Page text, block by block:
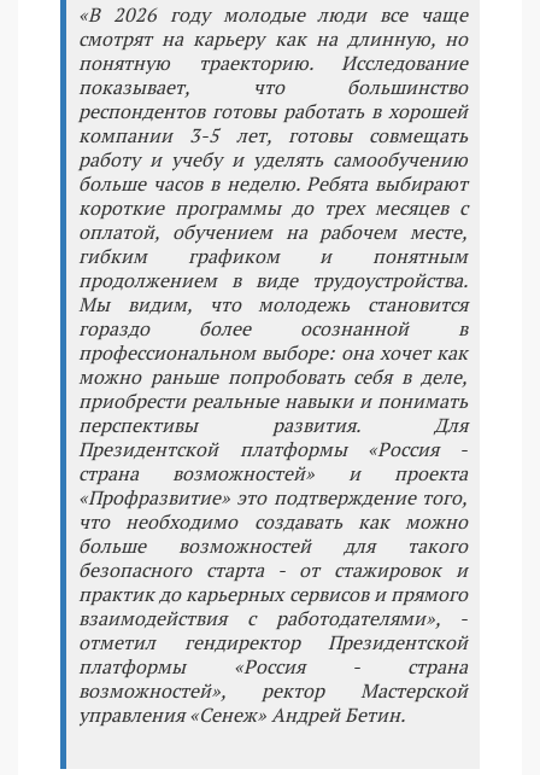
«В 2026 году молодые люди все чаще
смотрят на карьеру как на длинную, но
понятную траекторию. Исследование
показывает, что большинство
респондентов готовы работать в хорошей
компании 3-5 лет, готовы совмещать
работу и учебу и уделять самообучению
больше часов в неделю. Ребята выбирают
короткие программы до трех месяцев с
оплатой, обучением на рабочем месте,
гибким графиком и понятным
продолжением в виде трудоустройства.
Мы видим, что молодежь становится
гораздо более осознанной в
профессиональном выборе: она хочет как
можно раньше попробовать себя в деле,
приобрести реальные навыки и понимать
перспективы развития. Для
Президентской платформы «Россия -
страна возможностей» и проекта
«Профразвитие» это подтверждение того,
что необходимо создавать как можно
больше возможностей для такого
безопасного старта - от стажировок и
практик до карьерных сервисов и прямого
взаимодействия с работодателями», -
отметил гендиректор Президентской
платформы «Россия - страна
возможностей», ректор Мастерской
управления «Сенеж» Андрей Бетин.